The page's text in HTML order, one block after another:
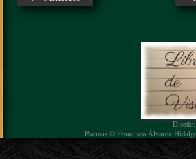
Poemas © Francisco Álvarez